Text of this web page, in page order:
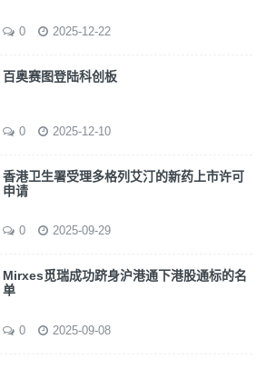
0 2025-12-22
百奥赛图登陆科创板
0 2025-12-10
香港卫生署受理多格列艾汀的新药上市许可
申请
0 2025-09-29
Mirxes觅瑞成功跻身沪港通下港股通标的名
单
0 2025-09-08